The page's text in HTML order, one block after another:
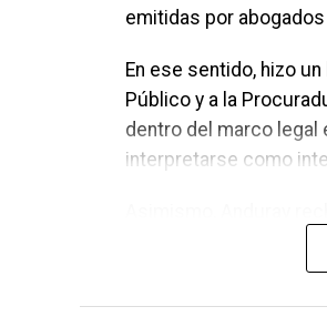
emitidas por
En ese sentido, hizo
Público y a la
dentro del marco
interpretarse como
para la unidad del
tribunales de justicia,
discutirse y definirse